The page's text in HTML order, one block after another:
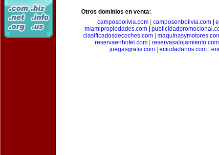
Otros dominios en venta:
camposbolivia.com| camposenbolivia.com|
miamipropiedades.com
clasificadosdecoches.com
reservaenhotel.com| reservasalojamiento.com
juegasgratis.com
eciudadanos.com